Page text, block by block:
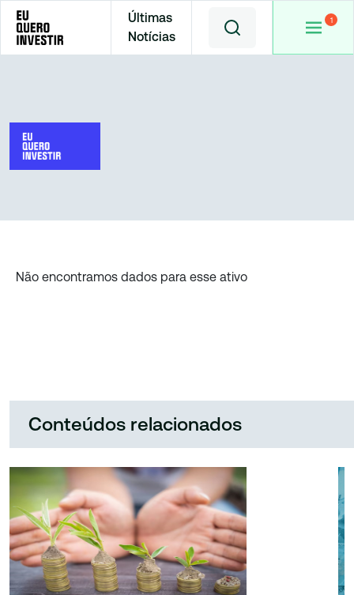
Últimas
Notícias
Home Cotações
Não encontramos dados para esse ativo
Conteúdos relacionados